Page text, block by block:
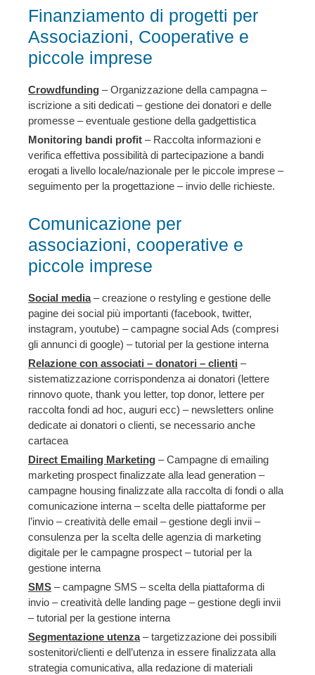
Finanziamento di progetti per
Associazioni, Cooperative e
piccole imprese
Crowdfunding – Organizzazione della campagna –
iscrizione a siti dedicati – gestione dei donatori e delle
promesse – eventuale gestione della gadgettistica
Monitoring bandi profit – Raccolta informazioni e
verifica effettiva possibilità di partecipazione a bandi
erogati a livello locale/nazionale per le piccole imprese –
seguimento per la progettazione – invio delle richieste.
Comunicazione per
associazioni, cooperative e
piccole imprese
Social media– creazione o restyling e gestione delle
pagine dei social più importanti (facebook, twitter,
instagram, youtube) – campagne social Ads (compresi
gli annunci di google) – tutorial per la gestione interna
Relazione con associati – donatori – clienti –
sistematizzazione corrispondenza ai donatori (lettere
rinnovo quote, thank you letter, top donor, lettere per
raccolta fondi ad hoc, auguri ecc) – newsletters online
dedicate ai donatori o clienti, se necessario anche
cartacea
Direct Emailing Marketing – Campagne di emailing
marketing prospect finalizzate alla lead generation –
campagne housing finalizzate alla raccolta di fondi o alla
comunicazione interna – scelta delle piattaforme per
l’invio – creatività delle email – gestione degli invii –
consulenza per la scelta delle agenzia di marketing
digitale per le campagne prospect – tutorial per la
gestione interna
SMS – campagne SMS – scelta della piattaforma di
invio – creatività delle landing page – gestione degli invii
– tutorial per la gestione interna
Segmentazione utenza– targetizzazione dei possibili
sostenitori/clienti e dell’utenza in essere finalizzata alla
strategia comunicativa, alla redazione di materiali